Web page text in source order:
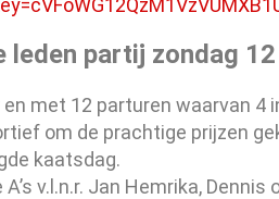
leden partij zondag
met 12 parturen waarvan 4
om de prachtige prijzen
kaatsdag.
v.l.n.r. Jan Hemrika,